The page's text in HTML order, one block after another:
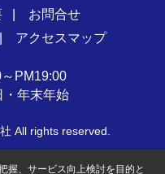
お問合せ
アクセスマップ
PM19:00
・年末年始
All rights reserved.
握、サービス向上検討を目的と